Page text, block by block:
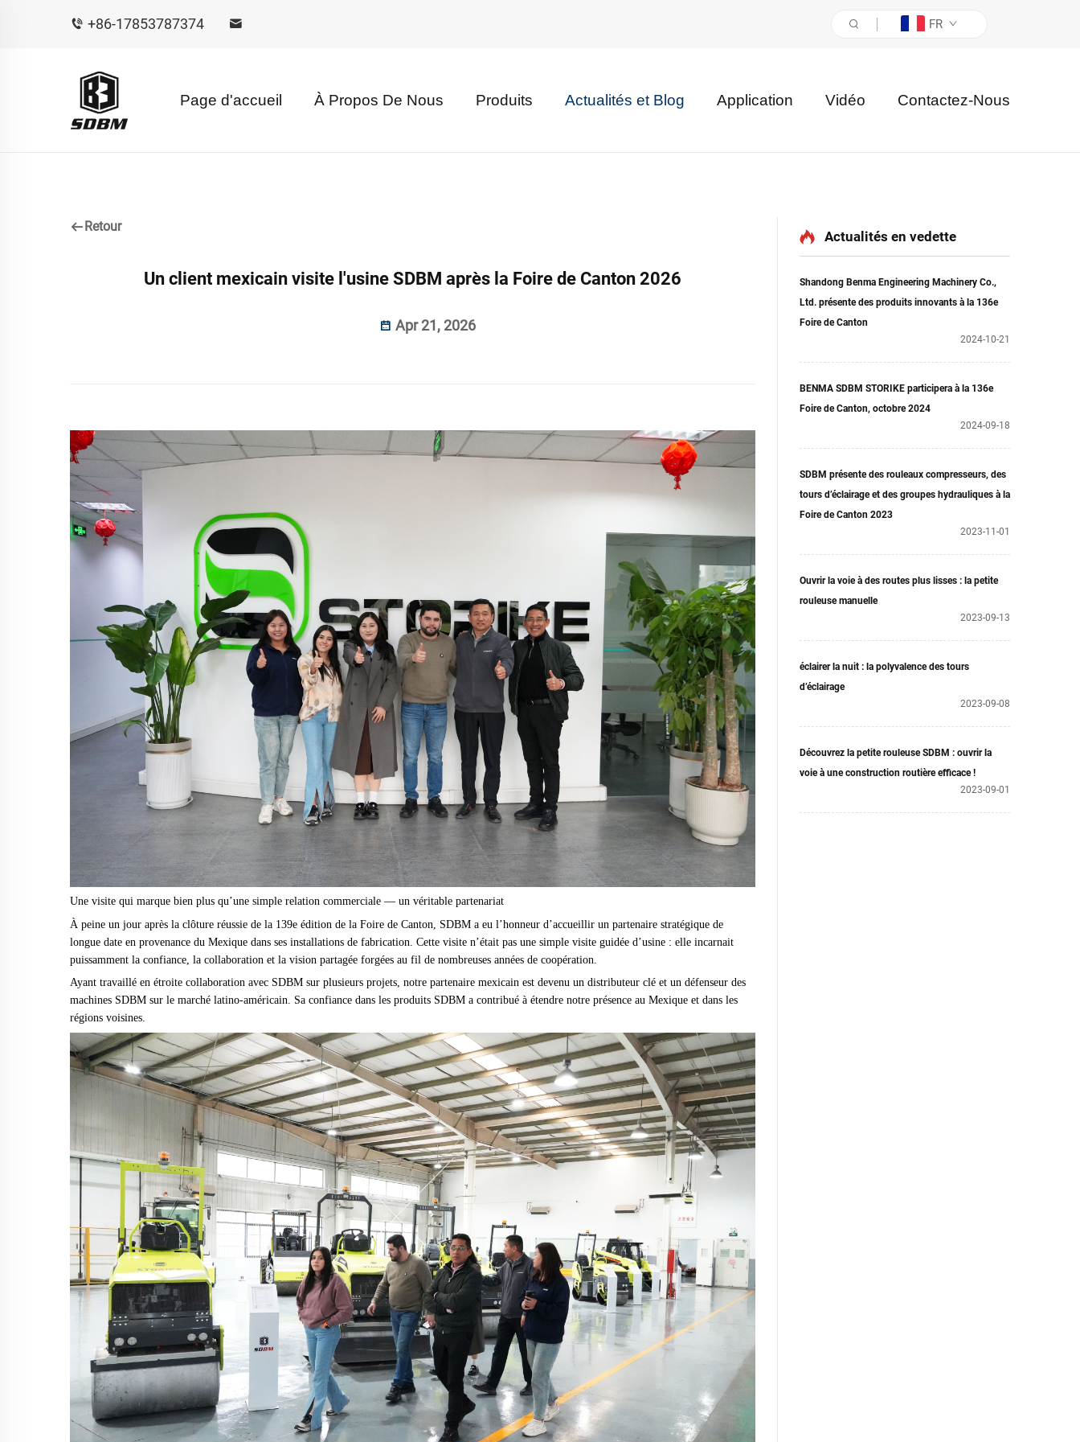
+86-17853787374 FR
Page d'accueil À Propos De Nous Produits Actualités et Blog Application Vidéo Contactez-Nous
Retour
Un client mexicain visite l'usine SDBM après la Foire de Canton 2026
Apr 21, 2026
Une visite qui marque bien plus qu’une simple relation commerciale — un véritable partenariat
À peine un jour après la clôture réussie de la 139e édition de la Foire de Canton, SDBM a eu l’honneur d’accueillir un partenaire stratégique de
longue date en provenance du Mexique dans ses installations de fabrication. Cette visite n’était pas une simple visite guidée d’usine : elle incarnait
puissamment la confiance, la collaboration et la vision partagée forgées au fil de nombreuses années de coopération.
Ayant travaillé en étroite collaboration avec SDBM sur plusieurs projets, notre partenaire mexicain est devenu un distributeur clé et un défenseur des
machines SDBM sur le marché latino-américain. Sa confiance dans les produits SDBM a contribué à étendre notre présence au Mexique et dans les
régions voisines.
Actualités en vedette
Shandong Benma Engineering Machinery Co.,
Ltd. présente des produits innovants à la 136e
Foire de Canton
2024-10-21
BENMA SDBM STORIKE participera à la 136e
Foire de Canton, octobre 2024
2024-09-18
SDBM présente des rouleaux compresseurs, des
tours d’éclairage et des groupes hydrauliques à la
Foire de Canton 2023
2023-11-01
Ouvrir la voie à des routes plus lisses : la petite
rouleuse manuelle
2023-09-13
éclairer la nuit : la polyvalence des tours
d’éclairage
2023-09-08
Découvrez la petite rouleuse SDBM : ouvrir la
voie à une construction routière efficace !
2023-09-01